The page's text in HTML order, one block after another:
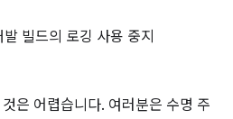
빌드의 로깅 사용 중지
은 어렵습니다. 여러분은 수명 주